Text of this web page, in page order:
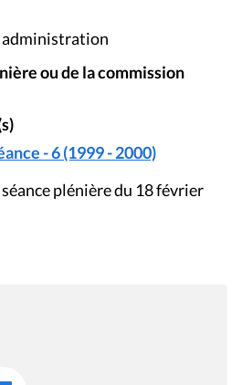
ou de la commission
- 6 (1999 - 2000)
plénière du 18 février